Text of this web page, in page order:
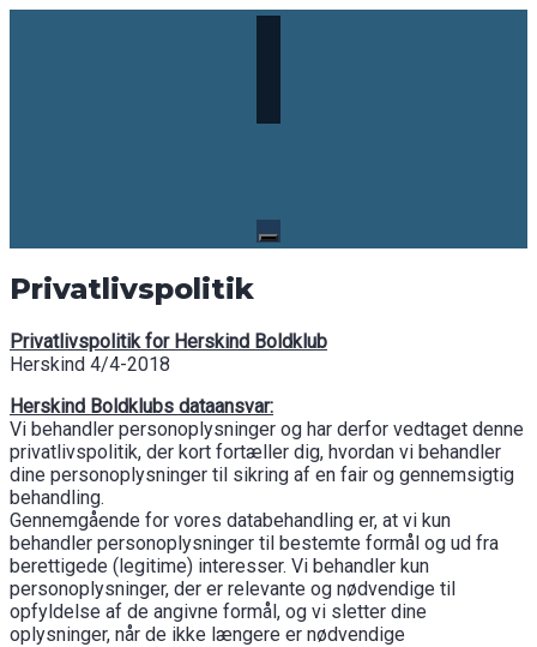
Privatlivspolitik
Privatlivspolitik for Herskind Boldklub
Herskind 4/4-2018
Herskind Boldklubs dataansvar:
Vi behandler personoplysninger og har derfor vedtaget denne
privatlivspolitik, der kort fortæller dig, hvordan vi behandler
dine personoplysninger til sikring af en fair og gennemsigtig
behandling.
Gennemgående for vores databehandling er, at vi kun
behandler personoplysninger til bestemte formål og ud fra
berettigede (legitime) interesser. Vi behandler kun
personoplysninger, der er relevante og nødvendige til
opfyldelse af de angivne formål, og vi sletter dine
oplysninger, når de ikke længere er nødvendige